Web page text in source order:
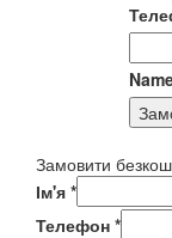
Замовити
Ім'я *
Телефон *